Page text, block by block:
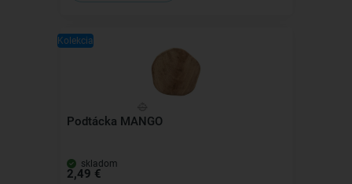
Kolekcia
Podtácka MANGO
skladom
2,49 €